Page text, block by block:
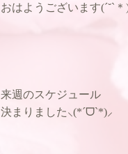
おはようございます(´˘`＊
来週のスケジュール
決まりました⸜(*ˊᗜˋ*)⸝